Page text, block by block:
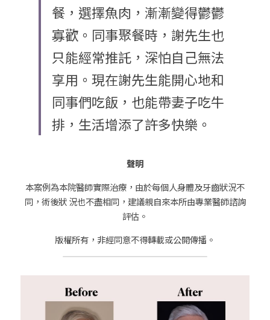
餐，選擇魚肉，漸漸變得鬱鬱
寡歡。同事聚餐時，謝先生也
只能經常推託，深怕自己無法
享用。現在謝先生能開心地和
同事們吃飯，也能帶妻子吃牛
排，生活增添了許多快樂。
聲明
本案例為本院醫師實際治療，由於每個人身體及牙齒狀況不
同，術後狀 況也不盡相同，建議親自來本所由專業醫師諮詢
評估。
版權所有，非經同意不得轉載或公開傳播。